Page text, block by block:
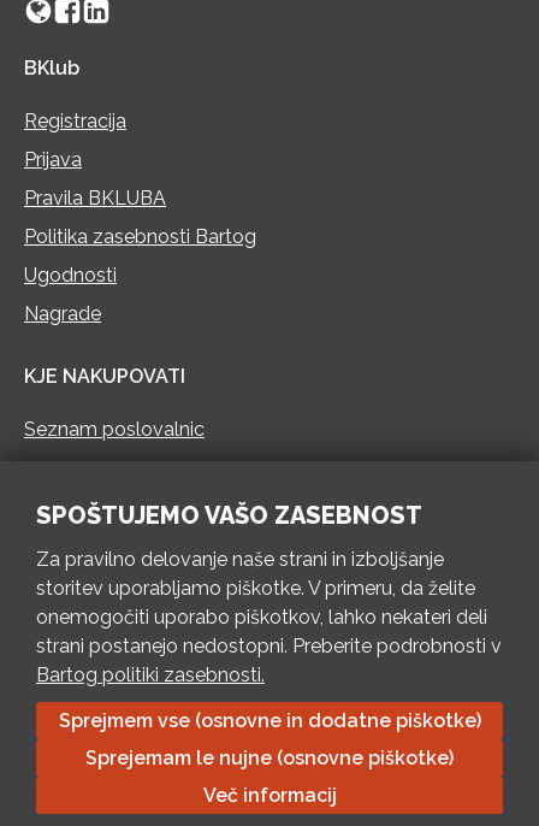
BKlub
Registracija
Prijava
Pravila BKLUBA
Politika zasebnosti Bartog
Ugodnosti
Nagrade
KJE NAKUPOVATI
Seznam poslovalnic
PON – PET 8 – 18 h / SOB 8 – 12 h
Pošlji e-mail
Izpolni kontaktni obrazec
Bartog d.o.o. Trebnje | ID: SI79128718 | IBAN: SI56 1010 0003
8174 248, Banka Intesa Sanpaolo d.d.| Predsednik Uprave:
Ivan Šantorić | Predsednik Nadzornega odbora: Ilija Tokić |
Delniški kapital: 783.970,08 EUR, plačano v celoti | Obrtniška
SPOŠTUJEMO VAŠO ZASEBNOST
Za pravilno delovanje naše strani in izboljšanje
storitev uporabljamo piškotke. V primeru, da želite
onemogočiti uporabo piškotkov, lahko nekateri deli
strani postanejo nedostopni. Preberite podrobnosti v
Bartog politiki zasebnosti.
Sprejmem vse (osnovne in dodatne piškotke)
Sprejemam le nujne (osnovne piškotke)
Več informacij